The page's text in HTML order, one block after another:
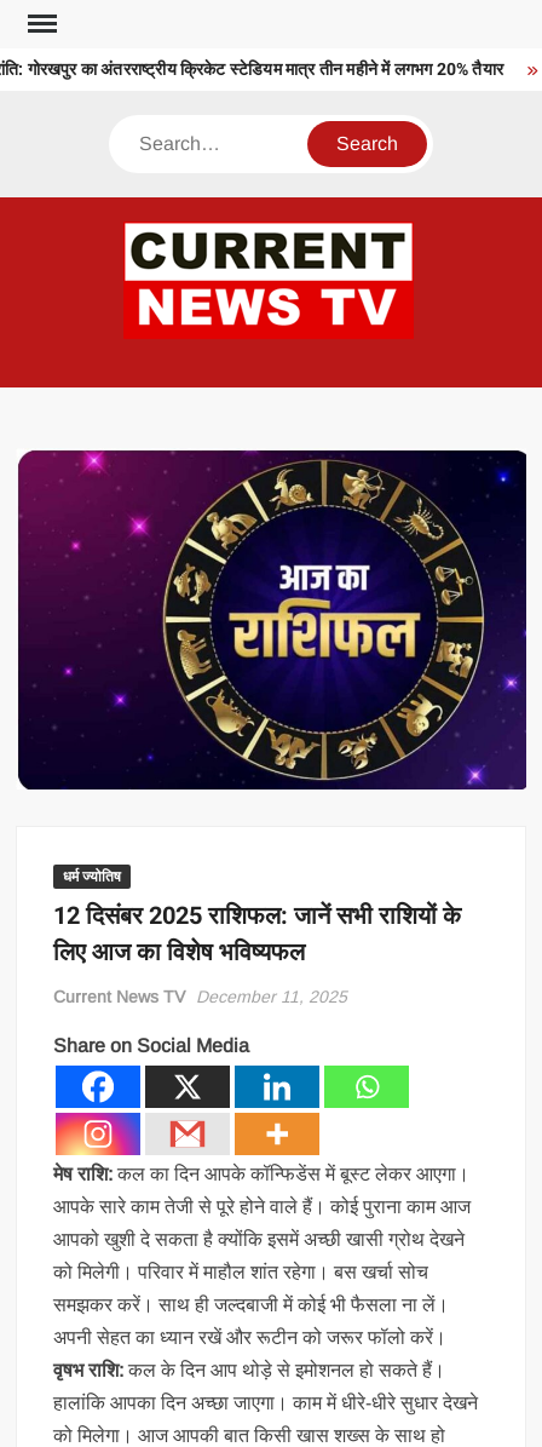
Skip
content
गोरखपुर का अंतरराष्ट्रीय क्रिकेट स्टेडियम मात्र तीन महीने में लगभग 20% तैयार
Search
धर्म ज्योतिष
12 दिसंबर 2025 राशिफल: जानें सभी राशियों के
लिए आज का विशेष भविष्यफल
Current News TV December 11, 2025
Share on Social Media
मेष राशि:कल का दिन आपके कॉन्फिडेंस में बूस्ट लेकर आएगा।
आपके सारे काम तेजी से पूरे होने वाले हैं। कोई पुराना काम आज
आपको खुशी दे सकता है क्योंकि इसमें अच्छी खासी ग्रोथ देखने
को मिलेगी। परिवार में माहौल शांत रहेगा। बस खर्चा सोच
समझकर करें। साथ ही जल्दबाजी में कोई भी फैसला ना लें।
अपनी सेहत का ध्यान रखें और रूटीन को जरूर फॉलो करें।
वृषभ राशि:कल के दिन आप थोड़े से इमोशनल हो सकते हैं।
हालांकि आपका दिन अच्छा जाएगा। काम में धीरे-धीरे सुधार देखने
को मिलेगा। आज आपकी बात किसी खास शख्स के साथ हो